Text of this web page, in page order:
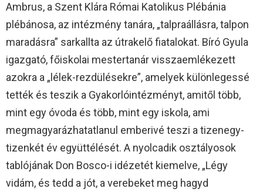
Ambrus, a Szent Klára Római Katolikus Plébánia
plébánosa, az intézmény tanára, „talpraállásra, talpon
maradásra” sarkallta az útrakelő fiatalokat. Bíró Gyula
igazgató, főiskolai mestertanár visszaemlékezett
azokra a „lélek-rezdülésekre”, amelyek különlegessé
tették és teszik a Gyakorlóintézményt, amitől több,
mint egy óvoda és több, mint egy iskola, ami
megmagyarázhatatlanul emberivé teszi a tizenegy-
tizenkét év együttélését. A nyolcadik osztályosok
tablójának Don Bosco-i idézetét kiemelve, „Légy
vidám, és tedd a jót, a verebeket meg hagyd